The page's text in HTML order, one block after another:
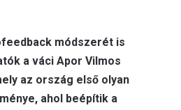
módszerét is
a váci Apor Vilmos
az ország első olyan
ahol beépítik a